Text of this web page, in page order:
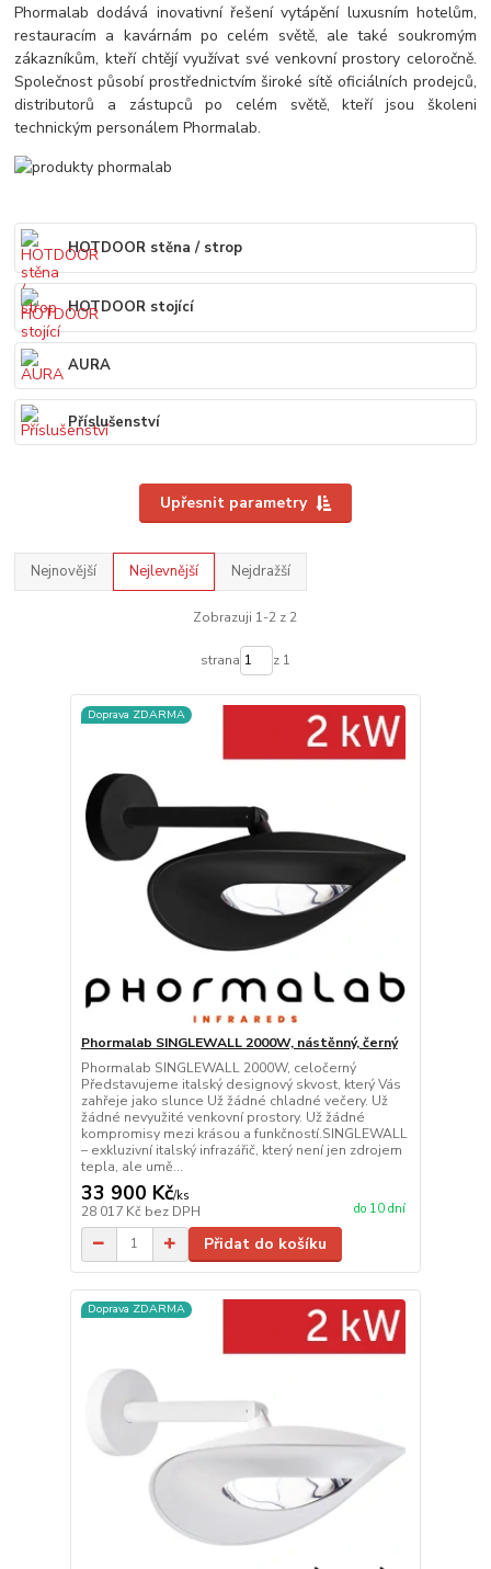
Phormalab dodává inovativní řešení vytápění luxusním hotelům,
restauracím a kavárnám po celém světě, ale také soukromým
zákazníkům, kteří chtějí využívat své venkovní prostory celoročně.
Společnost působí prostřednictvím široké sítě oficiálních prodejců,
distributorů a zástupců po celém světě, kteří jsou školeni
technickým personálem Phormalab.
HOTDOOR stěna / strop
HOTDOOR stojící
AURA
Příslušenství
Upřesnit parametry
Nejnovější Nejlevnější Nejdražší
Zobrazuji 1-2 z 2
strana z 1
Doprava ZDARMA
Phormalab SINGLEWALL 2000W, nástěnný, černý
Phormalab SINGLEWALL 2000W, celočerný
Představujeme italský designový skvost, který Vás
zahřeje jako slunce Už žádné chladné večery. Už
žádné nevyužité venkovní prostory. Už žádné
kompromisy mezi krásou a funkčností.SINGLEWALL
– exkluzivní italský infrazářič, který není jen zdrojem
tepla, ale umě...
33 900 Kč/ks
28 017 Kč bez DPH do 10 dní
Přidat do košíku
Doprava ZDARMA